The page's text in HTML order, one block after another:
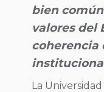
bien
valores del
coherencia
La